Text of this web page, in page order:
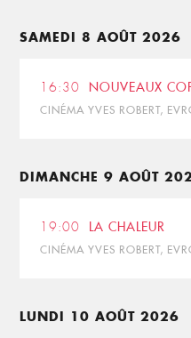
SAMEDI 8 AOÛT 2026
16:30 NOUVEAUX
CINÉMA YVES ROBERT,
DIMANCHE 9 AOÛT
19:00 LA CHALEUR
CINÉMA YVES ROBERT,
LUNDI 10 AOÛT 2026